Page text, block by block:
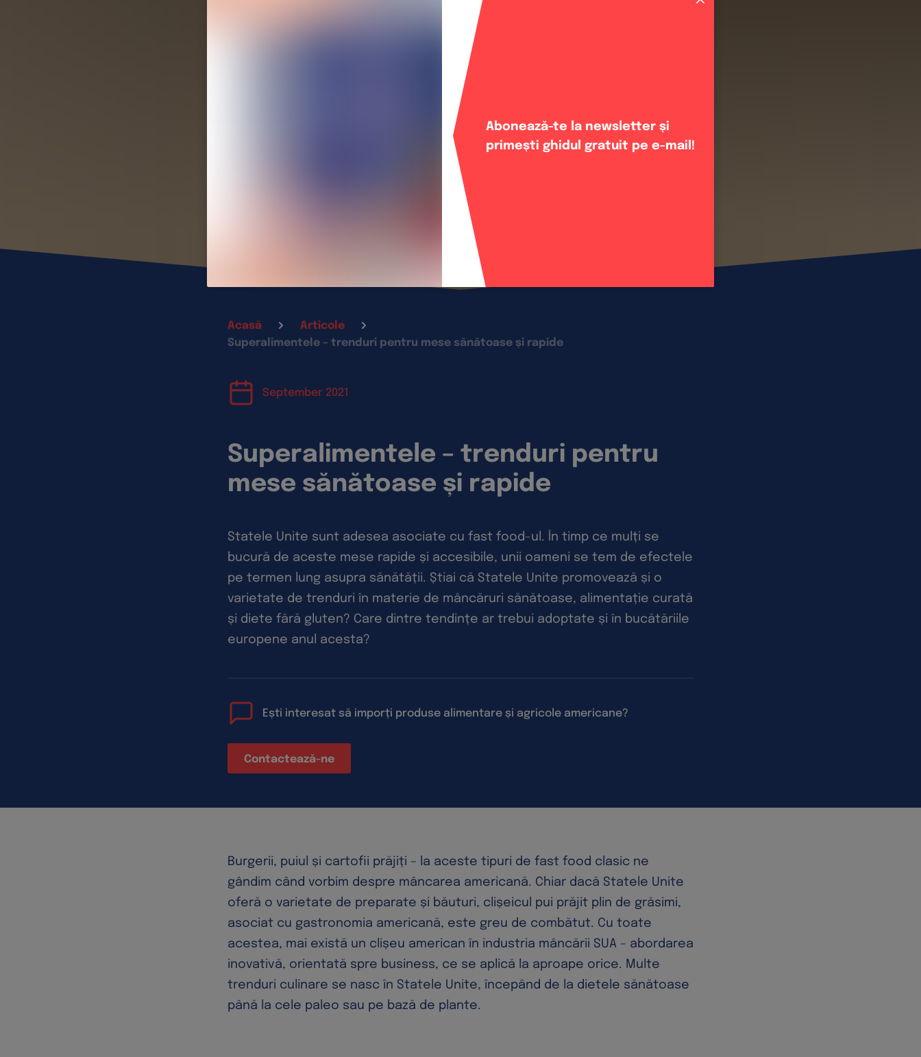
Acasă
Articole
Superalimentele – trenduri pentru mese sănătoase și rapide
September 2021
Superalimentele – trenduri pentru
mese sănătoase și rapide
Statele Unite sunt adesea asociate cu fast food-ul. În timp ce mulți se
bucură de aceste mese rapide și accesibile, unii oameni se tem de efectele
pe termen lung asupra sănătății. Știai că Statele Unite promovează și o
varietate de trenduri în materie de mâncăruri sănătoase, alimentație curată
și diete fără gluten? Care dintre tendințe ar trebui adoptate și în bucătăriile
europene anul acesta?
Ești interesat să imporți produse alimentare și agricole americane?
Contactează-ne
Burgerii, puiul și cartofii prăjiți – la aceste tipuri de fast food clasic ne
gândim când vorbim despre mâncarea americană. Chiar dacă Statele Unite
oferă o varietate de preparate și băuturi, clișeicul pui prăjit plin de grăsimi,
asociat cu gastronomia americană, este greu de combătut. Cu toate
acestea, mai există un clișeu american în industria mâncării SUA – abordarea
inovativă, orientată spre business, ce se aplică la aproape orice. Multe
trenduri culinare se nasc în Statele Unite, începând de la dietele sănătoase
până la cele paleo sau pe bază de plante.
Abonează-te la newsletter și
primești ghidul gratuit pe e-mail!